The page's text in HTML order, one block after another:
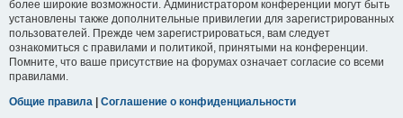
более широкие возможности. Администратором конференции могут быть
установлены также дополнительные привилегии для зарегистрированных
пользователей. Прежде чем зарегистрироваться, вам следует
ознакомиться с правилами и политикой, принятыми на конференции.
Помните, что ваше присутствие на форумах означает согласие со всеми
правилами.
Общие правила | Соглашение о конфиденциальности